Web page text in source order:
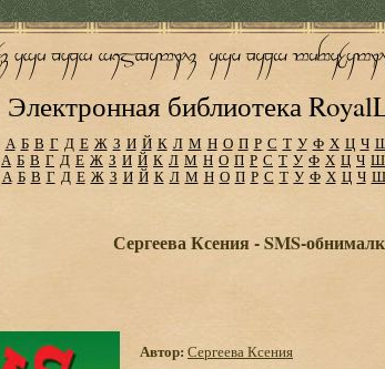
Электронная библиотека
А Б В Г Д Е Ж З И Й К Л М Н О П Р С Т У Ф Х Ц Ч
А Б В Г Д Е Ж З И Й К Л М Н О П Р С Т У Ф Х Ц Ч Ш
А Б В Г Д Е Ж З И Й К Л М Н О П Р С Т У Ф Х Ц Ч Ш
Сергеева Ксения - SMS-
Автор: Сергеева Ксения